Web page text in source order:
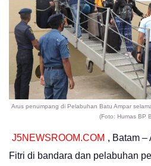
Arus penumpang di Pelabuhan Batu Ampar
(Foto: Humas BP
J5NEWSROOM.COM , Batam –
Fitri di bandara dan pelabuhan